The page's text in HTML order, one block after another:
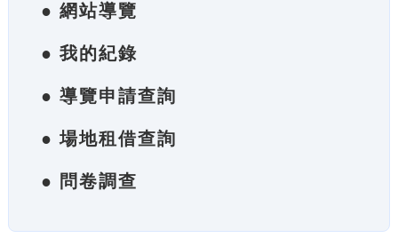
● 網站導覽
● 我的紀錄
● 導覽申請查詢
● 場地租借查詢
● 問卷調查